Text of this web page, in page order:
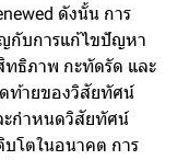
ดังนั้น การ
กับการแก้ไขปัญหา
ธิภาพ กะทัดรัด และ
ท้ายของวิสัยทัศน์
ะกำหนดวิสัยทัศน์
โตในอนาคต การ